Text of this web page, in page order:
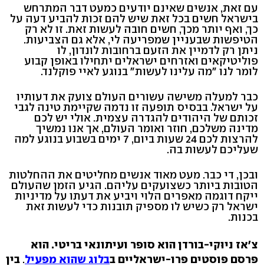
עם זאת, אנשים שאינם יודעים כמעט דבר המתרחש
בישראל חשים בכל זאת שיש להם זכות להביע דעה על
כך, ואף יותר מכך, חשים חובה לעשות זאת. זו לא רק
הטיפשות שבעניין שמפריעה לי, אלא גם הצביעות.
ניתן רק לדמיין את הזעם ברחובות לונדון, לו
פוליטיקאים ואזרחים ישראלים יתחילו באופן קבוע
לומר לנו "מה עלינו לעשות" בנוגע לאיי פוקלנד.
כבר למעלה משישה עשורים העולם צועק את דעותיו
על ישראל. בבסיס תופעה זו נדמה שקיימת טינה לגבי
זכותם של היהודים להגדרה עצמית. אולי יש לכם
מדינה משלכם, חוזר ואומר העולם, אך אנו נמשיך
להרצות לכם 24 שעות ביום, 7 ימים בשבוע בנוגע למה
שעליכם לעשות בה.
ובכן, די כבר. מעט מאוד אנשים מחליטים את ההחלטות
הטובות ביותר כשצועקים עליהם. הגיע הזמן שהעולם
ייקח דוגמה מאפרים הלוי ויביע את דעתו על מדיניות
ישראל רק כשיש לו מספיק תובנות כדי לעשות זאת
בכנות.
צ'אז ניוּקי-בורדן הוא סופר ועיתונאי בריטי. הוא
פרסם פוסטים פרו-ישראליים בבלוג שהוא מפעיל. בין